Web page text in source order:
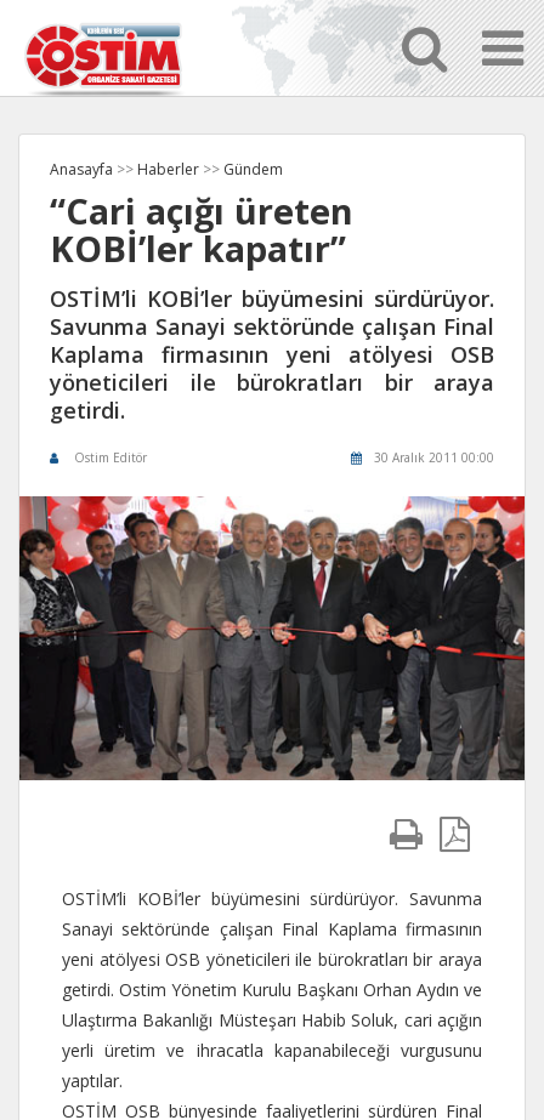
Anasayfa >> Haberler >> Gündem
“Cari açığı üreten
KOBİ’ler kapatır”
OSTİM’li KOBİ’ler büyümesini sürdürüyor.
Savunma Sanayi sektöründe çalışan Final
Kaplama firmasının yeni atölyesi OSB
yöneticileri ile bürokratları bir araya
getirdi.
Ostim Editör 30 Aralık 2011 00:00
OSTİM’li KOBİ’ler büyümesini sürdürüyor. Savunma
Sanayi sektöründe çalışan Final Kaplama firmasının
yeni atölyesi OSB yöneticileri ile bürokratları bir araya
getirdi. Ostim Yönetim Kurulu Başkanı Orhan Aydın ve
Ulaştırma Bakanlığı Müsteşarı Habib Soluk, cari açığın
yerli üretim ve ihracatla kapanabileceği vurgusunu
yaptılar.
OSTİM OSB bünyesinde faaliyetlerini sürdüren Final